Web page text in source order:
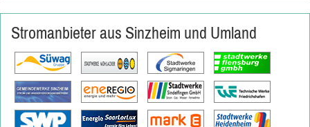
Stromanbieter aus Sinzheim und Umland